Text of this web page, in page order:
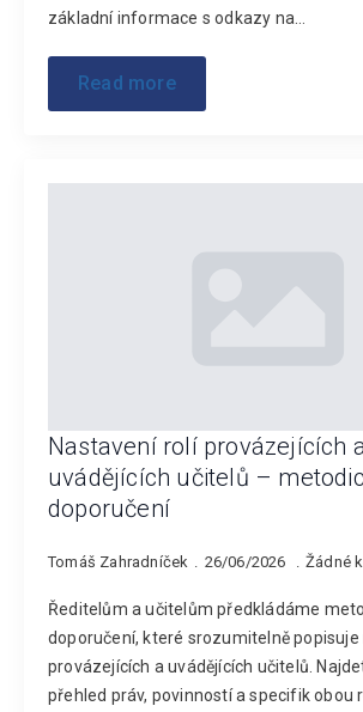
základní informace s odkazy na…
Read more
Nastavení rolí provázejících
uvádějících učitelů –
doporučení
Tomáš Zahradníček 26/06/2026 Žádné
Ředitelům a učitelům předkládáme
doporučení, které srozumitelně popisuje
provázejících a uvádějících učitelů.
přehled práv, povinností a specifik obou